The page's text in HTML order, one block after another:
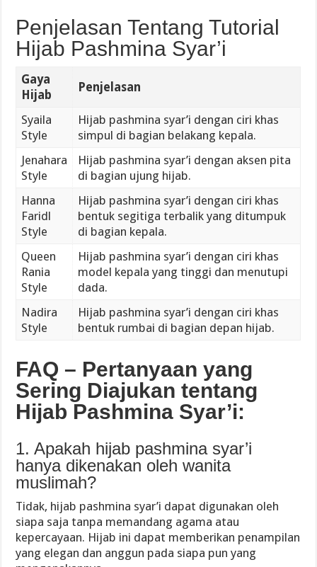
Penjelasan Tentang Tutorial
Hijab Pashmina Syar’i
Gaya
Hijab
Penjelasan
Syaila
Style
Hijab pashmina syar’i dengan ciri khas
simpul di bagian belakang kepala.
Jenahara
Style
Hijab pashmina syar’i dengan aksen pita
di bagian ujung hijab.
Hanna
Faridl
Style
Hijab pashmina syar’i dengan ciri khas
bentuk segitiga terbalik yang ditumpuk
di bagian kepala.
Queen
Rania
Style
Hijab pashmina syar’i dengan ciri khas
model kepala yang tinggi dan menutupi
dada.
Nadira
Style
Hijab pashmina syar’i dengan ciri khas
bentuk rumbai di bagian depan hijab.
FAQ – Pertanyaan yang
Sering Diajukan tentang
Hijab Pashmina Syar’i:
1. Apakah hijab pashmina syar’i
hanya dikenakan oleh wanita
muslimah?
Tidak, hijab pashmina syar’i dapat digunakan oleh
siapa saja tanpa memandang agama atau
kepercayaan. Hijab ini dapat memberikan penampilan
yang elegan dan anggun pada siapa pun yang